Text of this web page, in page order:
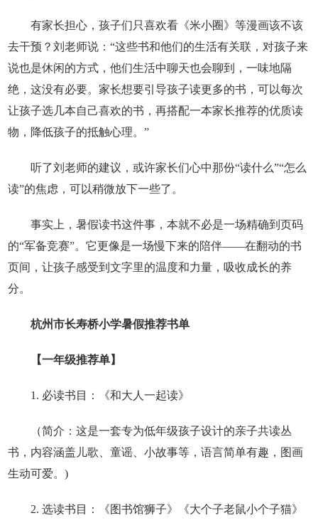
有家长担心，孩子们只喜欢看《米小圈》等漫画该不该
去干预？刘老师说：“这些书和他们的生活有关联，对孩子来
说也是休闲的方式，他们生活中聊天也会聊到，一味地隔
绝，这没有必要。家长想要引导孩子读更多的书，可以每次
让孩子选几本自己喜欢的书，再搭配一本家长推荐的优质读
物，降低孩子的抵触心理。”
听了刘老师的建议，或许家长们心中那份“读什么”“怎么
读”的焦虑，可以稍微放下一些了。
事实上，暑假读书这件事，本就不必是一场精确到页码
的“军备竞赛”。它更像是一场慢下来的陪伴——在翻动的书
页间，让孩子感受到文字里的温度和力量，吸收成长的养
分。
杭州市长寿桥小学暑假推荐书单
【一年级推荐单】
1. 必读书目：《和大人一起读》
（简介：这是一套专为低年级孩子设计的亲子共读丛
书，内容涵盖儿歌、童谣、小故事等，语言简单有趣，图画
生动可爱。)
2. 选读书目：《图书馆狮子》《大个子老鼠小个子猫》